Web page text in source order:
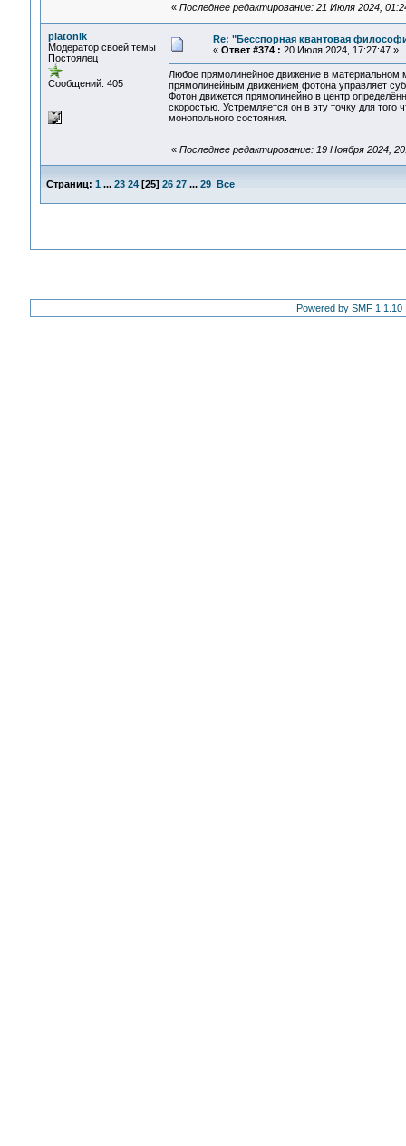
« Последнее редактирование: 21 Июля 2024,
platonik
Модератор своей темы
Постоялец
Сообщений: 405
Re: "Бесспорная квантовая
« Ответ #374 : 20 Июля 2024, 17:27:47 »
Любое прямолинейное движение в материальном
прямолинейным движением фотона управляет
Фотон движется прямолинейно в центр
скоростью. Устремляется он в эту точку для
монопольного состояния.
« Последнее редактирование: 19 Ноября 2024,
Страниц: 1 ... 23 24[25] 26 27 ... 29 Все
Powered by SMF 1.1.10